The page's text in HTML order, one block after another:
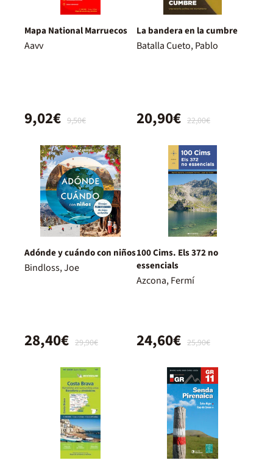
Mapa National Marruecos
Aavv
9,50€
9,02€
La bandera en la cumbre
Batalla Cueto, Pablo
22,00€
20,90€
Adónde y cuándo con niños
Bindloss, Joe
29,90€
28,40€
100 Cims. Els 372 no
essencials
Azcona, Fermí
25,90€
24,60€